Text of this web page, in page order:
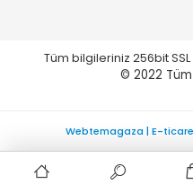
Tüm bilgileriniz 256bit
© 2022
Webtemagaza | E-